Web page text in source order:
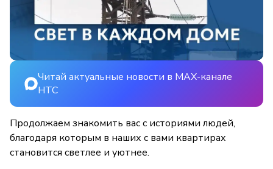
Читай актуальные новости в MAX-канале
НТС
Продолжаем знакомить вас с историями людей,
благодаря которым в наших с вами квартирах
становится светлее и уютнее.